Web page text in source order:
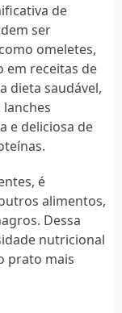
de
ser
omeletes,
em receitas de
dieta saudável,
e deliciosa de
é
alimentos,
Dessa
nutricional
prato mais